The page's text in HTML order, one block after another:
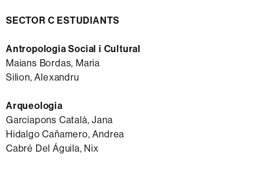
SECTOR C ESTUDIANTS
Antropologia Social i Cultural
Maians Bordas, Maria
Silion, Alexandru
Arqueologia
Garciapons Català, Jana
Hidalgo Cañamero, Andrea
Cabré Del Águila, Nix